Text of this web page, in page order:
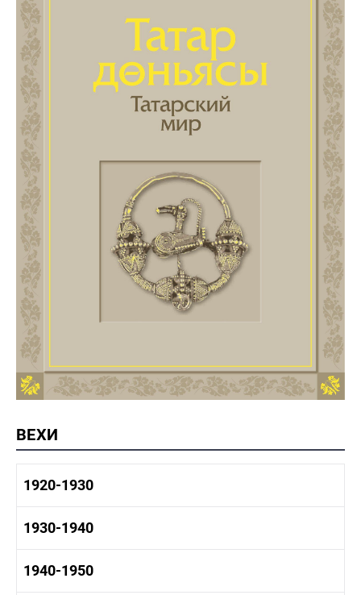
ВЕХИ
1920-1930
1920-1930 история
1920-1930 культура
1930-1940
1930-1940 история
1940-1950